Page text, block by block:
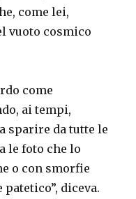
come lei,
vuoto cosmico
come
ai tempi,
sparire da tutte le
le foto che lo
o con smorfie
diceva.